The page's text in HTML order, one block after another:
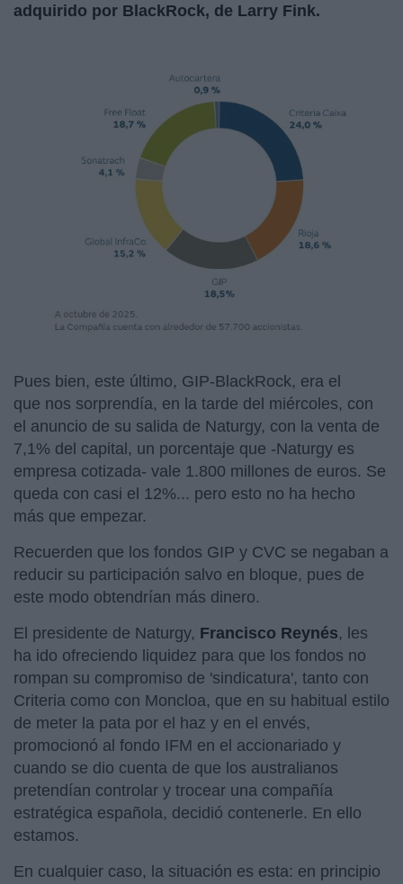
adquirido por BlackRock, de Larry Fink.
Pues bien, este último, GIP-BlackRock, era el
que nos sorprendía, en la tarde del miércoles, con
el anuncio de su salida de Naturgy, con la venta de
7,1% del capital, un porcentaje que -Naturgy es
empresa cotizada- vale 1.800 millones de euros. Se
queda con casi el 12%... pero esto no ha hecho
más que empezar.
Recuerden que los fondos GIP y CVC se negaban a
reducir su participación salvo en bloque, pues de
este modo obtendrían más dinero.
El presidente de Naturgy, Francisco Reynés, les
ha ido ofreciendo liquidez para que los fondos no
rompan su compromiso de 'sindicatura', tanto con
Criteria como con Moncloa, que en su habitual estilo
de meter la pata por el haz y en el envés,
promocionó al fondo IFM en el accionariado y
cuando se dio cuenta de que los australianos
pretendían controlar y trocear una compañía
estratégica española, decidió contenerle. En ello
estamos.
En cualquier caso, la situación es esta: en principio